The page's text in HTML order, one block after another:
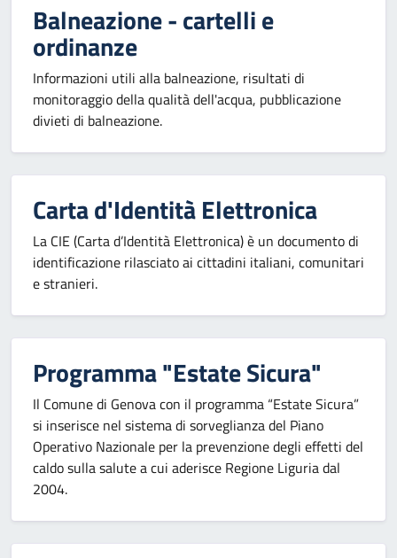
Balneazione - cartelli e
ordinanze
Informazioni utili alla balneazione, risultati di
monitoraggio della qualità dell'acqua, pubblicazione
divieti di balneazione.
Carta d'Identità Elettronica
La CIE (Carta d’Identità Elettronica) è un documento di
identificazione rilasciato ai cittadini italiani, comunitari
e stranieri.
Programma "Estate Sicura"
Il Comune di Genova con il programma “Estate Sicura”
si inserisce nel sistema di sorveglianza del Piano
Operativo Nazionale per la prevenzione degli effetti del
caldo sulla salute a cui aderisce Regione Liguria dal
2004.